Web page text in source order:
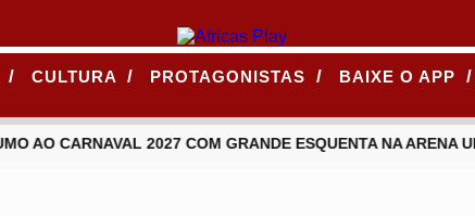
/ CULTURA / PROTAGONISTAS / BAIXE O APP /
AO CARNAVAL 2027 COM GRANDE ESQUENTA NA ARENA